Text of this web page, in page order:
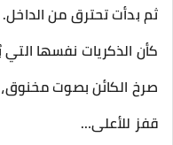
ثم بدأت تحترق من الداخل.
كأن الذكريات نفسها
صرخ الكائن بصوت
قفز للأعلى…